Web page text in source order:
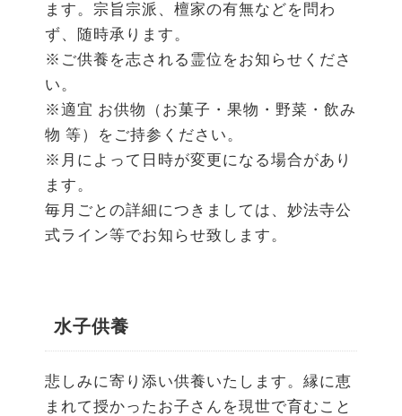
ます。宗旨宗派、檀家の有無などを問わ
ず、随時承ります。
※ご供養を志される霊位をお知らせくださ
い。
※適宜 お供物（お菓子・果物・野菜・飲み
物 等）をご持参ください。
※月によって日時が変更になる場合があり
ます。
毎月ごとの詳細につきましては、妙法寺公
式ライン等でお知らせ致します。
水子供養
悲しみに寄り添い供養いたします。縁に恵
まれて授かったお子さんを現世で育むこと